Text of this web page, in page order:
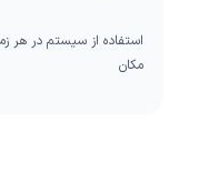
استفاده از سیستم در هر
مکان